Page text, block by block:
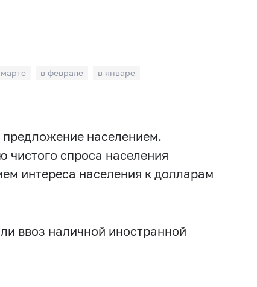
в феврале в январе
предложение населением.
чистого спроса населения
интереса населения к долларам
ввоз наличной иностранной